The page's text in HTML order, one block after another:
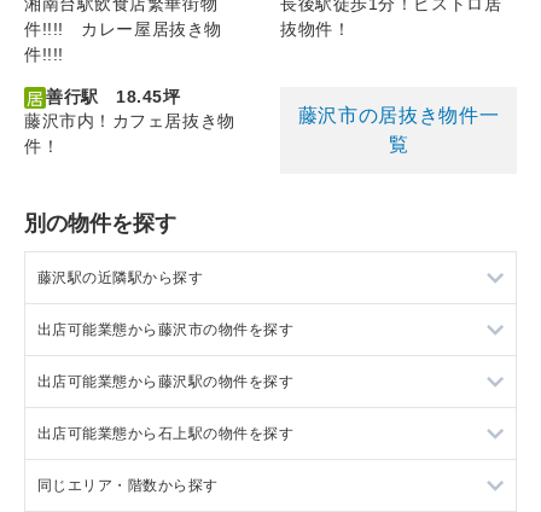
件!!!! カレー屋居抜き物
件!!!!
抜物件！
善行駅 18.45坪
藤沢市内！カフェ居抜き物
件！
藤沢市の居抜き物件一
覧
別の物件を探す
藤沢駅の近隣駅から探す
辻堂駅の店舗物件・貸店舗・テナント一覧
大船駅の店舗物件・貸店舗・テナント一覧
本鵠沼駅の店舗物件・貸店舗・テナント一覧
石上駅の店舗物件・貸店舗・テナント一覧
出店可能業態から藤沢市の物件を探す
藤沢市の重飲食を出店可能な店舗物件・貸店舗・テナント一覧
藤沢市の軽飲食を出店可能な店舗物件・貸店舗・テナント一覧
藤沢市のバー・クラブを出店可能な店舗物件・貸店舗・テナン
出店可能業態から藤沢駅の物件を探す
藤沢駅の重飲食を出店可能な店舗物件・貸店舗・テナント一覧
藤沢駅の軽飲食を出店可能な店舗物件・貸店舗・テナント一覧
出店可能業態から石上駅の物件を探す
石上駅の重飲食を出店可能な店舗物件・貸店舗・テナント一覧
同じエリア・階数から探す